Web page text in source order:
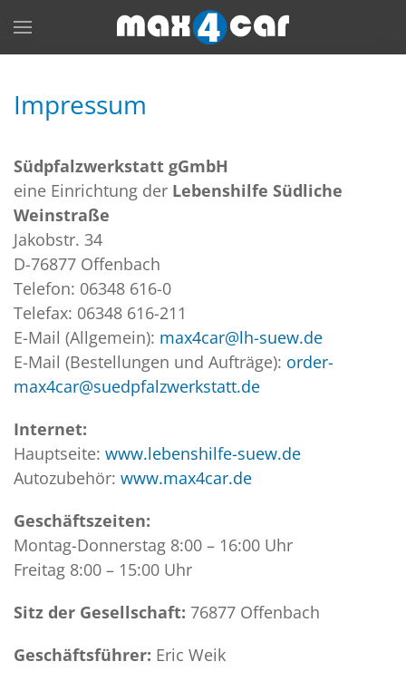
Skip to main content
Impressum
Südpfalzwerkstatt gGmbH
eine Einrichtung der Lebenshilfe Südliche
Weinstraße
Jakobstr. 34
D-76877 Offenbach
Telefon: 06348 616-0
Telefax: 06348 616-211
E-Mail (Allgemein): max4car@lh-suew.de
E-Mail (Bestellungen und Aufträge): order-
max4car@suedpfalzwerkstatt.de
Internet:
Hauptseite: www.lebenshilfe-suew.de
Autozubehör: www.max4car.de
Geschäftszeiten:
Montag-Donnerstag 8:00 – 16:00 Uhr
Freitag 8:00 – 15:00 Uhr
Sitz der Gesellschaft: 76877 Offenbach
Geschäftsführer: Eric Weik